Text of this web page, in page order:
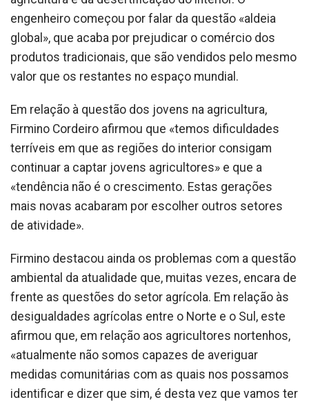
engenheiro começou por falar da questão «aldeia
global», que acaba por prejudicar o comércio dos
produtos tradicionais, que são vendidos pelo mesmo
valor que os restantes no espaço mundial.
Em relação à questão dos jovens na agricultura,
Firmino Cordeiro afirmou que «temos dificuldades
terríveis em que as regiões do interior consigam
continuar a captar jovens agricultores» e que a
«tendência não é o crescimento. Estas gerações
mais novas acabaram por escolher outros setores
de atividade».
Firmino destacou ainda os problemas com a questão
ambiental da atualidade que, muitas vezes, encara de
frente as questões do setor agrícola. Em relação às
desigualdades agrícolas entre o Norte e o Sul, este
afirmou que, em relação aos agricultores nortenhos,
«atualmente não somos capazes de averiguar
medidas comunitárias com as quais nos possamos
identificar e dizer que sim, é desta vez que vamos ter